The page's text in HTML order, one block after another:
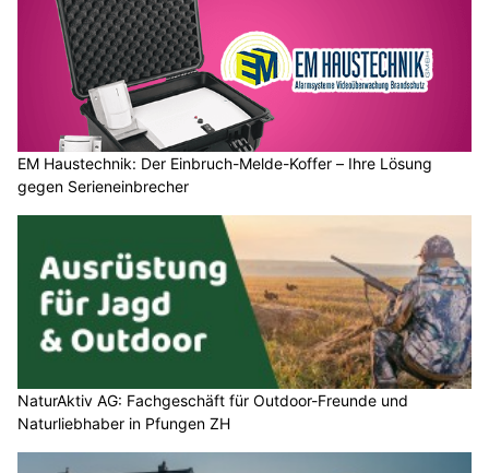
EM Haustechnik: Der Einbruch-Melde-Koffer – Ihre Lösung
gegen Serieneinbrecher
NaturAktiv AG: Fachgeschäft für Outdoor-Freunde und
Naturliebhaber in Pfungen ZH